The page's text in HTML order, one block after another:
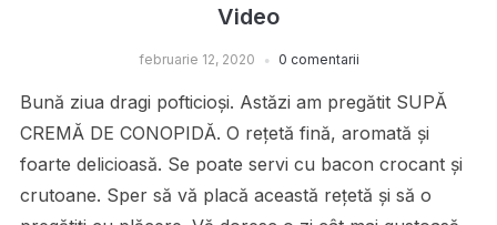
Video
februarie 12, 2020 0 comentarii
Bună ziua dragi pofticioși. Astăzi am pregătit SUPĂ
CREMĂ DE CONOPIDĂ. O rețetă fină, aromată și
foarte delicioasă. Se poate servi cu bacon crocant și
crutoane. Sper să vă placă această rețetă și să o